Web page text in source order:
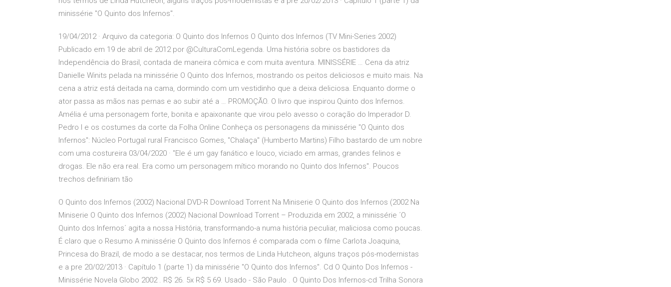
minissérie "O Quinto dos Infernos".
19/04/2012 · Arquivo da categoria: O Quinto dos Infernos O Quinto dos Infernos (TV Mini-Series 2002)
Publicado em 19 de abril de 2012 por @CulturaComLegenda. Uma história sobre os bastidores da
Independência do Brasil, contada de maneira cômica e com muita aventura. MINISSÉRIE … Cena da atriz
Danielle Winits pelada na minissérie O Quinto dos Infernos, mostrando os peitos deliciosos e muito mais. Na
cena a atriz está deitada na cama, dormindo com um vestidinho que a deixa deliciosa. Enquanto dorme o
ator passa as mãos nas pernas e ao subir até a … PROMOÇÃO. O livro que inspirou Quinto dos Infernos.
Amélia é uma personagem forte, bonita e apaixonante que virou pelo avesso o coração do Imperador D.
Pedro I e os costumes da corte da Folha Online Conheça os personagens da minissérie "O Quinto dos
Infernos": Núcleo Portugal rural Francisco Gomes, "Chalaça" (Humberto Martins) Filho bastardo de um nobre
com uma costureira 03/04/2020 · "Ele é um gay fanático e louco, viciado em armas, grandes felinos e
drogas. Ele não era real. Era como um personagem mítico morando no Quinto dos Infernos". Poucos
trechos definiriam tão
O Quinto dos Infernos (2002) Nacional DVD-R Download Torrent Na Miniserie O Quinto dos Infernos (2002 Na
Miniserie O Quinto dos Infernos (2002) Nacional Download Torrent – Produzida em 2002, a minissérie ´O
Quinto dos Infernos´ agita a nossa História, transformando-a numa história peculiar, maliciosa como poucas.
É claro que o Resumo A minissérie O Quinto dos Infernos é comparada com o filme Carlota Joaquina,
Princesa do Brazil, de modo a se destacar, nos termos de Linda Hutcheon, alguns traços pós-modernistas
e a pre­ 20/02/2013 · Capítulo 1 (parte 1) da minissérie "O Quinto dos Infernos". Cd O Quinto Dos Infernos -
Minissérie Novela Globo 2002 . R$ 26. 5x R$ 5 69. Usado - São Paulo . O Quinto Dos Infernos-cd Trilha Sonora